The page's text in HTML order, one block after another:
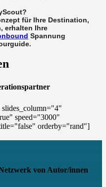
für Ihre Destination,
erhalten Ihre
Spannung
slides_column="4"
speed="3000"
orderby="rand"]
von Autor/innen